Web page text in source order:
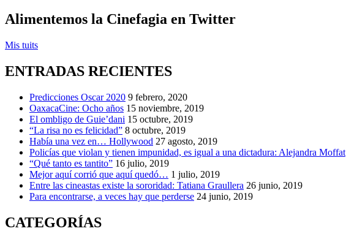
por
Accidente,
Lux:
Precio
de
la
Fama
Alimentemos la Cinefagia en Twitter
Mis tuits
ENTRADAS RECIENTES
Predicciones Oscar 2020 9 febrero, 2020
OaxacaCine: Ocho años 15 noviembre, 2019
El ombligo de Guie’dani 15 octubre, 2019
“La risa no es felicidad” 8 octubre, 2019
Había una vez en… Hollywood 27 agosto, 2019
Policías que violan y tienen impunidad, es igual a una dictadura: Alejandra Moffat
“Qué tanto es tantito” 16 julio, 2019
Mejor aquí corrió que aquí quedó… 1 julio, 2019
Entre las cineastas existe la sororidad: Tatiana Graullera 26 junio, 2019
Para encontrarse, a veces hay que perderse 24 junio, 2019
CATEGORÍAS